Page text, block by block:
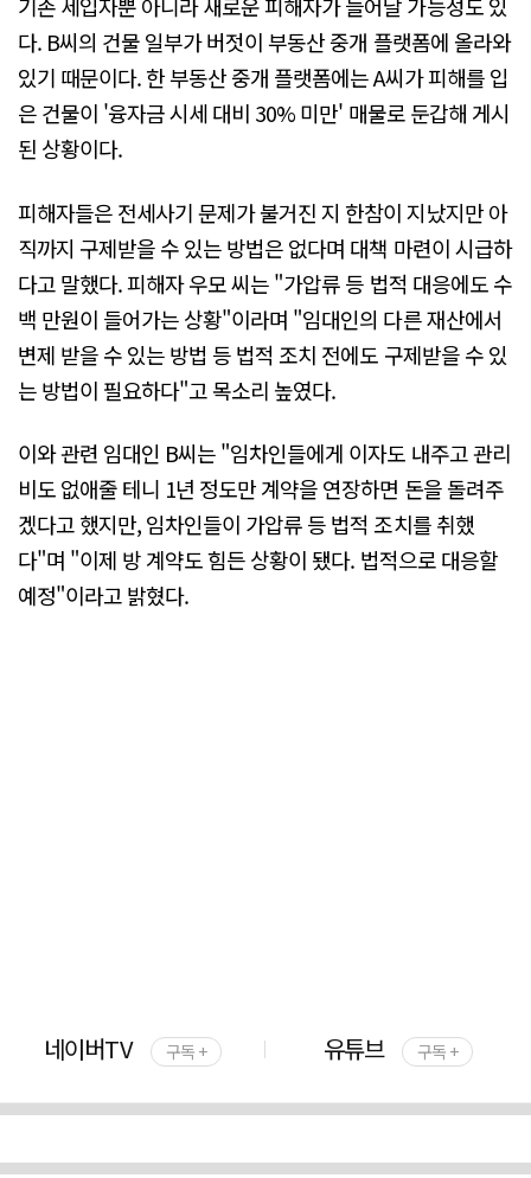
기존 세입자뿐 아니라 새로운 피해자가 늘어날 가능성도 있
다. B씨의 건물 일부가 버젓이 부동산 중개 플랫폼에 올라와
있기 때문이다. 한 부동산 중개 플랫폼에는 A씨가 피해를 입
은 건물이 '융자금 시세 대비 30% 미만' 매물로 둔갑해 게시
된 상황이다.
피해자들은 전세사기 문제가 불거진 지 한참이 지났지만 아
직까지 구제받을 수 있는 방법은 없다며 대책 마련이 시급하
다고 말했다. 피해자 우모 씨는 "가압류 등 법적 대응에도 수
백 만원이 들어가는 상황"이라며 "임대인의 다른 재산에서
변제 받을 수 있는 방법 등 법적 조치 전에도 구제받을 수 있
는 방법이 필요하다"고 목소리 높였다.
이와 관련 임대인 B씨는 "임차인들에게 이자도 내주고 관리
비도 없애줄 테니 1년 정도만 계약을 연장하면 돈을 돌려주
겠다고 했지만, 임차인들이 가압류 등 법적 조치를 취했
다"며 "이제 방 계약도 힘든 상황이 됐다. 법적으로 대응할
예정"이라고 밝혔다.
네이버TV 구독 + 유튜브 구독 +